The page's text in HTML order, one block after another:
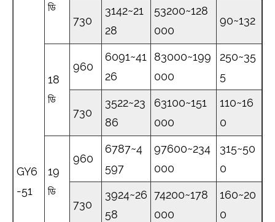
GY6
-51
ডি
730
3142~21
28
53200~128
000
90~132
18
ডি
960
6091~41
26
83000~199
000
250~35
5
730
3522~23
86
63100~151
000
110~16
0
19
ডি
960
6787~4
597
97600~234
000
315~50
0
730
3924~26
58
74200~178
000
160~20
0